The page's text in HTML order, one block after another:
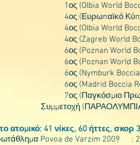
World Boccia
Κύπελλο
World Boccia
World Boccia
World Boccia
World Boccia
Boccia
Boccia Regional
Πρωτάθλημα
(ΠΑΡΑΟΛΥΜΠΙΑΚΟΙ
ατομικό: 41 νίκες, 60 ήττες,
Povoa de Varzim 2009 :